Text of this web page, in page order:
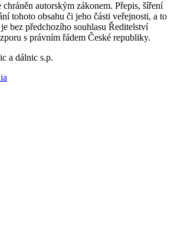
chráněn autorským zákonem. Přepis, šíření
tohoto obsahu či jeho části veřejnosti, a to
bez předchozího souhlasu Ředitelství
s právním řádem České republiky.
a dálnic s.p.